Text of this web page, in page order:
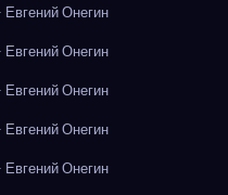
Онегин
Онегин
Онегин
Онегин
Онегин